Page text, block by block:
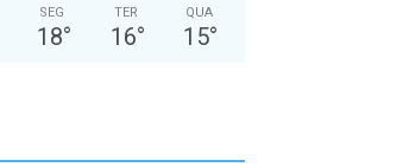
SEG
18°
TER
16°
QUA
15°